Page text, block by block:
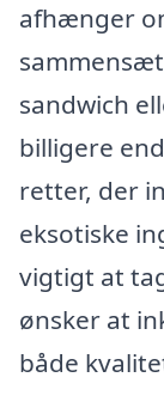
afhænger
sandwich
billigere
retter, der
eksotiske
vigtigt at
ønsker at
både